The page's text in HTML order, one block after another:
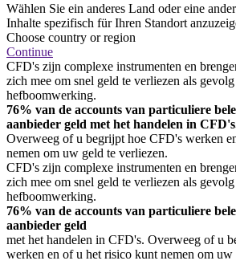
Wählen Sie ein anderes Land oder eine
Inhalte spezifisch für Ihren Standort
Choose country or region
Continue
CFD's zijn complexe instrumenten en
zich mee om snel geld te verliezen als
hefboomwerking.
76% van de accounts van particuliere
aanbieder geld met het handelen in
Overweeg of u begrijpt hoe CFD's werken
nemen om uw geld te verliezen.
CFD's zijn complexe instrumenten en
zich mee om snel geld te verliezen als
hefboomwerking.
76% van de accounts van particuliere
aanbieder geld
met het handelen in CFD's. Overweeg of u
werken en of u het risico kunt nemen om uw